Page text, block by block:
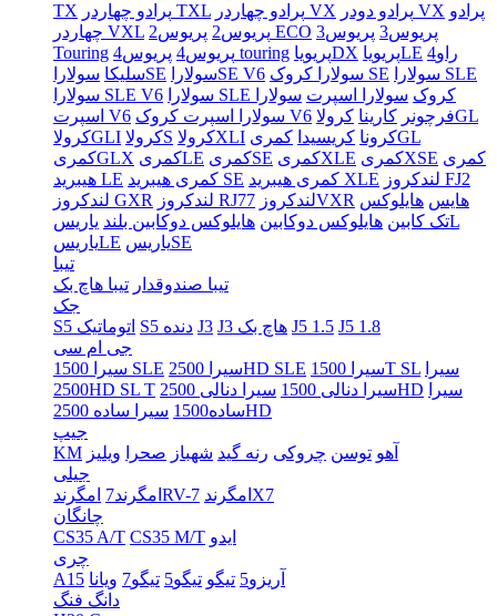
TX
پرادو چهاردر TXL پرادو چهاردر VX پرادو دودر VX پرادو
چهاردر VXL
پریوس2 پریوس2 ECO پریوس3
پریوس3
Touring
پریوس4 پریوس4 touring پریویاDX پریویاLE
راو4
سلیکاسولاراSE سولاراSE V6 سولارا کروک SE
سولارا SLE
سولارا SLE V6
سولارا SLE کروک سولارا اسپرت سولارا
اسپرت V6
سولارا اسپرت کروک V6 فرچونر کارینا
کرولاGL
کرولاGLI
کرولاS کرولاXLI کرونا کریسیدا
کمریGL
کمریGLX
کمریLE کمریSE کمریXLE کمریXSE کمری
هیبرید LE
کمری هیبرید SE کمری هیبرید XLE
لندکروز FJ2
لندکروز GXR
لندکروز RJ77 لندکروزVXR هایس هایلوکس
تک کابین هایلوکس دوکابین هایلوکس دوکابین بلند
یاریسL
یاریسLE
یاریسSE
تیبا
تیبا صندوقدار تیبا هاچ بک
جک
S5 اتوماتیک
S5 دنده J3 J3 هاچ بک J5 1.5 J5 1.8
جی ام سی
سیرا 1500 SLE
سیرا 2500HD SLE سیرا 1500T SL
سیرا
2500HD SL T
سیرا دنالی 1500سیرا دنالی 2500HD
سیرا
ساده1500سیرا ساده 2500HD
جیپ
KM
آهو توسن چروکی رنه گید شهباز صحرا
ویلیز
جیلی
امگرند7 امگرندRV-7
امگرندX7
چانگان
CS35 A/T CS35 M/T ایدو
چری
A15
آریزو5 تیگو تیگو5 تیگو7
ویانا
دانگ فنگ